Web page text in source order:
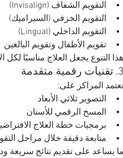
التقويم الشفاف (Invisalign)
التقويم الخزفي (السيراميك)
التقويم الداخلي (Lingual)
تقويم الأطفال وتقويم البالغين
هذا التنوع يجعل العلاج مناسبًا لكل
3. تقنيات رقمية متقدمة
المراكز على:
التصوير ثلاثي الأبعاد
المسح الرقمي للأسنان
برمجيات خطة العلاج
متابعة دقيقة خلال مراحل
ما يساعد على تقديم نتائج سريعة